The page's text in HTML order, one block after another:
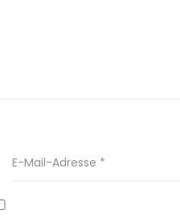
E-Mail-Adresse *